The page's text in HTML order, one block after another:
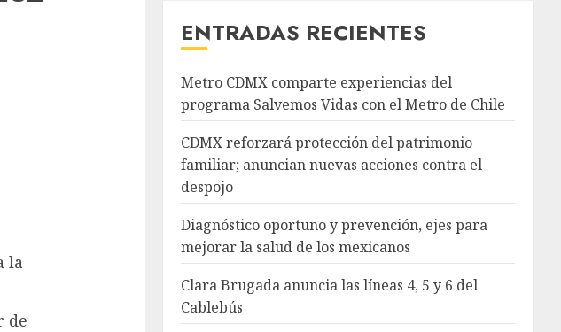
la
de
ENTRADAS RECIENTES
Metro CDMX comparte experiencias del
programa Salvemos Vidas con el Metro de Chile
CDMX reforzará protección del patrimonio
familiar; anuncian nuevas acciones contra el
despojo
Diagnóstico oportuno y prevención, ejes para
mejorar la salud de los mexicanos
Clara Brugada anuncia las líneas 4, 5 y 6 del
Cablebús